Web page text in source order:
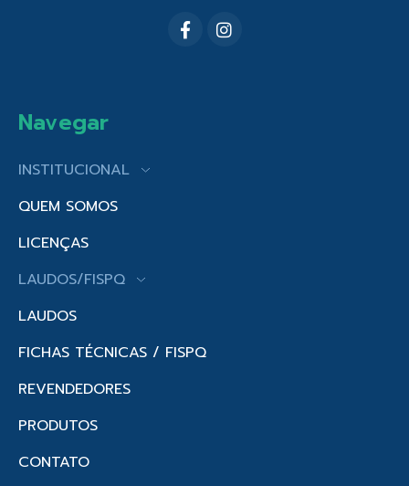
Navegar
INSTITUCIONAL
QUEM SOMOS
LICENÇAS
LAUDOS/FISPQ
LAUDOS
FICHAS TÉCNICAS / FISPQ
REVENDEDORES
PRODUTOS
CONTATO